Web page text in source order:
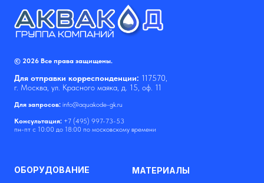
© 2026 Все права защищены.
Для отправки корреспонденции: 117570,
г. Москва, ул. Красного маяка, д. 15, оф. 11
Для запросов: info@aquakode-gk.ru
Консультация: +7 (495) 997-73-53
пн-пт с 10:00 до 18:00 по московскому времени
ОБОРУДОВАНИЕ
МАТЕРИАЛЫ